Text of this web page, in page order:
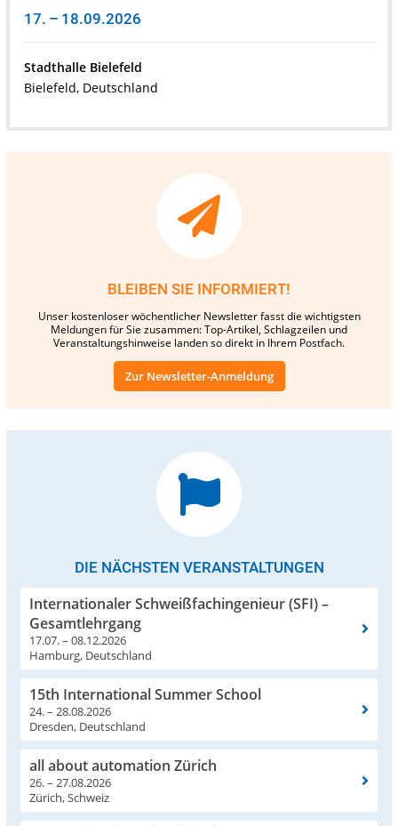
17. – 18.09.2026
Stadthalle Bielefeld
Bielefeld, Deutschland
BLEIBEN SIE INFORMIERT!
Unser kostenloser wöchentlicher Newsletter fasst die wichtigsten
Meldungen für Sie zusammen: Top-Artikel, Schlagzeilen und
Veranstaltungshinweise landen so direkt in Ihrem Postfach.
Zur Newsletter-Anmeldung
DIE NÄCHSTEN VERANSTALTUNGEN
Internationaler Schweißfachingenieur (SFI) –
Gesamtlehrgang
17.07. – 08.12.2026
Hamburg, Deutschland
15th International Summer School
24. – 28.08.2026
Dresden, Deutschland
all about automation Zürich
26. – 27.08.2026
Zürich, Schweiz